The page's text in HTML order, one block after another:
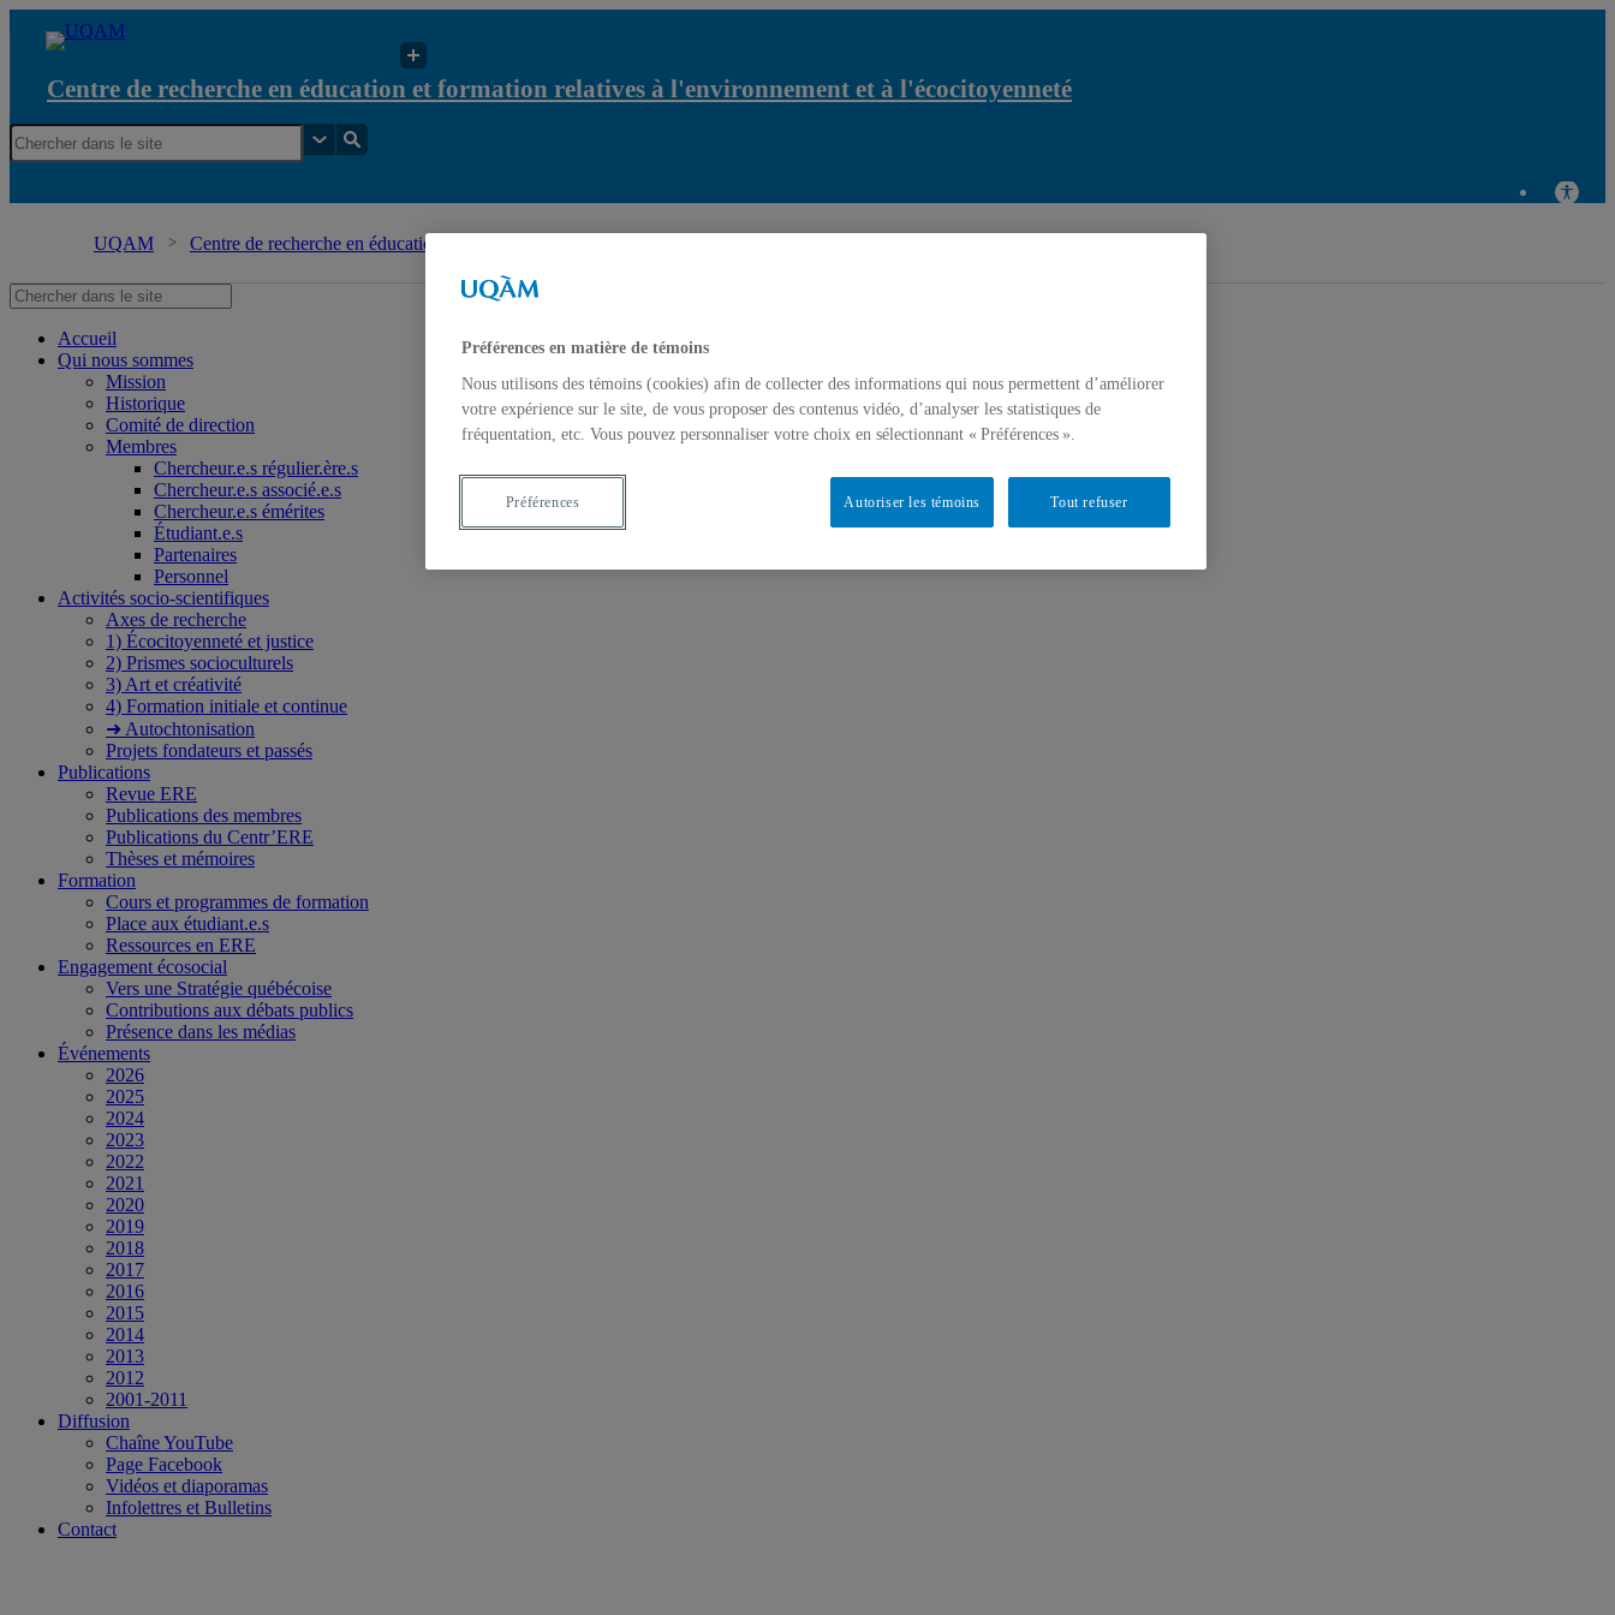
Centre de recherche en éducation et formation relatives à l'environnement et à l'écocitoyenneté
UQAM Centre de recherche en éducation et formation r...
l'environnement et à l'écocitoyenneté
Accueil
Qui nous sommes
Mission
Historique
Comité de direction
Membres
Chercheur.e.s régulier.ère.s
Chercheur.e.s associé.e.s
Chercheur.e.s émérites
Étudiant.e.s
Partenaires
Personnel
Activités socio-scientifiques
Axes de recherche
1) Écocitoyenneté et justice
2) Prismes socioculturels
3) Art et créativité
4) Formation initiale et continue
➜ Autochtonisation
Projets fondateurs et passés
Publications
Revue ERE
Publications des membres
Publications du Centr’ERE
Thèses et mémoires
Formation
Cours et programmes de formation
Place aux étudiant.e.s
Ressources en ERE
Engagement écosocial
Vers une Stratégie québécoise
Contributions aux débats publics
Présence dans les médias
Événements
2026
2025
2024
2023
2022
2021
2020
2019
2018
2017
2016
2015
2014
2013
2012
2001-2011
Diffusion
Chaîne YouTube
Page Facebook
Vidéos et diaporamas
Infolettres et Bulletins
Contact
Préférences en matière de témoins
Nous utilisons des témoins (cookies) afin de collecter des informations qui nous permettent d’améliorer
votre expérience sur le site, de vous proposer des contenus vidéo, d’analyser les statistiques de
fréquentation, etc. Vous pouvez personnaliser votre choix en sélectionnant « Préférences ».
Tout refuser
Autoriser les témoins
Préférences